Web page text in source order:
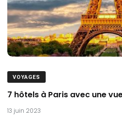
VOYAGES
7 hôtels à Paris avec une
13 juin 2023